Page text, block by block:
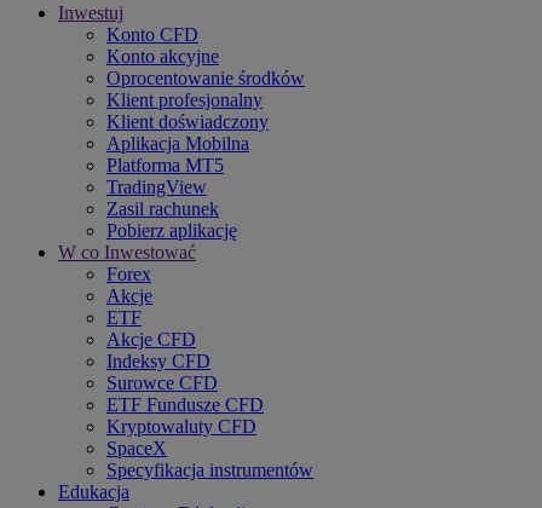
Inwestuj
Konto CFD
Konto akcyjne
Oprocentowanie środków
Klient profesjonalny
Klient doświadczony
Aplikacja Mobilna
Platforma MT5
TradingView
Zasil rachunek
Pobierz aplikację
W co Inwestować
Forex
Akcje
ETF
Akcje CFD
Indeksy CFD
Surowce CFD
ETF Fundusze CFD
Kryptowaluty CFD
SpaceX
Specyfikacja instrumentów
Edukacja